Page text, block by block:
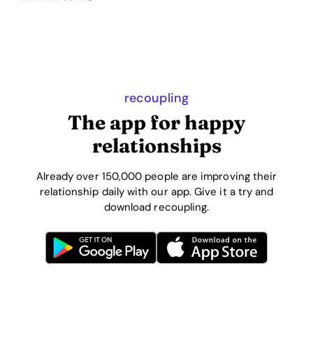
recoupling
The app for happy
relationships
Already over 150,000 people are improving their
relationship daily with our app. Give it a try and
download recoupling.